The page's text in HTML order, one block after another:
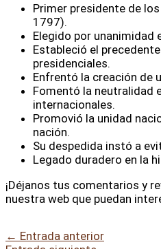
Primer presidente de
1797).
Elegido por unanimidad
Estableció el
presidenciales.
Enfrentó la creación de
Fomentó la neutralidad
internacionales.
Promovió la unidad
nación.
Su despedida instó a
Legado duradero en la
¡Déjanos tus comentarios y
nuestra web que puedan
← Entrada anterior